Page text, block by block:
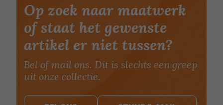
Op zoek naar maatwerk
of staat het gewenste
artikel er niet tussen?
Bel of mail ons. Dit is slechts een greep
uit onze collectie.